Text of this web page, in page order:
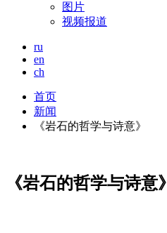
图片
视频报道
ru
en
ch
首页
新闻
《岩石的哲学与诗意》
《岩石的哲学与诗意》